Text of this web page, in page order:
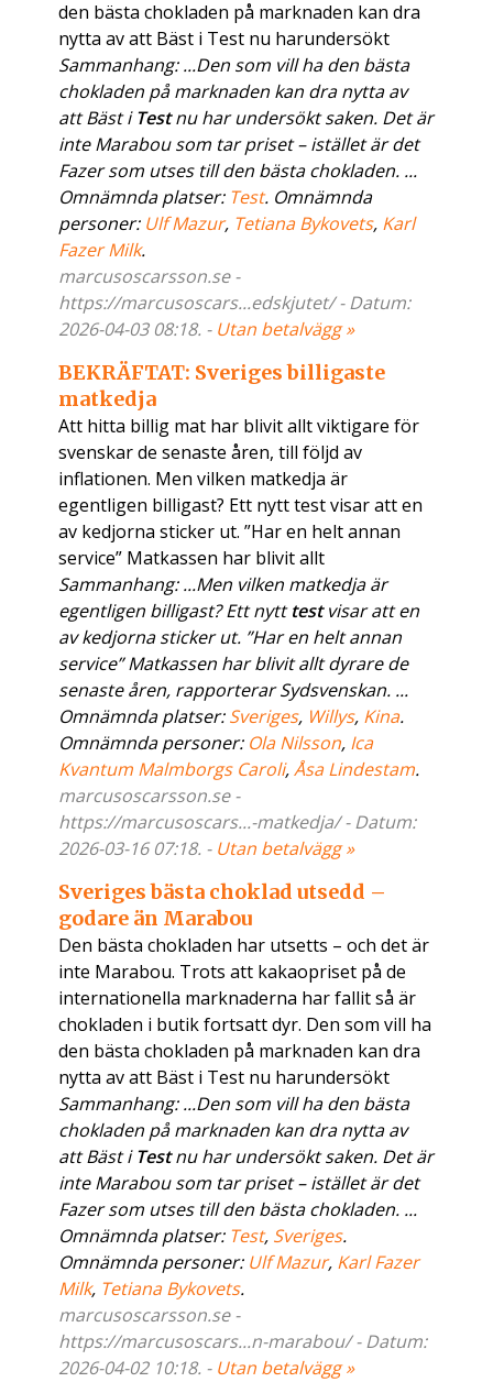
den bästa chokladen på marknaden kan dra
nytta av att Bäst i Test nu harundersökt
Sammanhang: ...Den som vill ha den bästa
chokladen på marknaden kan dra nytta av
att Bäst iTestnu har undersökt saken. Det är
inte Marabou som tar priset – istället är det
Fazer som utses till den bästa chokladen. ...
Omnämnda platser: Test. Omnämnda
personer: Ulf Mazur, Tetiana Bykovets, Karl
Fazer Milk.
marcusoscarsson.se -
https://marcusoscars...edskjutet/ - Datum:
2026-04-03 08:18. - Utan betalvägg »
BEKRÄFTAT: Sveriges billigaste
matkedja
Att hitta billig mat har blivit allt viktigare för
svenskar de senaste åren, till följd av
inflationen. Men vilken matkedja är
egentligen billigast? Ett nytt test visar att en
av kedjorna sticker ut. ”Har en helt annan
service” Matkassen har blivit allt
Sammanhang: ...Men vilken matkedja är
egentligen billigast? Ett nytttestvisar att en
av kedjorna sticker ut. ”Har en helt annan
service” Matkassen har blivit allt dyrare de
senaste åren, rapporterar Sydsvenskan. ...
Omnämnda platser:Sveriges, Willys, Kina.
Omnämnda personer: Ola Nilsson, Ica
Kvantum Malmborgs Caroli,Åsa Lindestam.
marcusoscarsson.se -
https://marcusoscars...-matkedja/ - Datum:
2026-03-16 07:18. - Utan betalvägg »
Sveriges bästa choklad utsedd –
godare än Marabou
Den bästa chokladen har utsetts – och det är
inte Marabou. Trots att kakaopriset på de
internationella marknaderna har fallit så är
chokladen i butik fortsatt dyr. Den som vill ha
den bästa chokladen på marknaden kan dra
nytta av att Bäst i Test nu harundersökt
Sammanhang: ...Den som vill ha den bästa
chokladen på marknaden kan dra nytta av
att Bäst iTestnu har undersökt saken. Det är
inte Marabou som tar priset – istället är det
Fazer som utses till den bästa chokladen. ...
Omnämnda platser: Test, Sveriges.
Omnämnda personer: Ulf Mazur, Karl Fazer
Milk, Tetiana Bykovets.
marcusoscarsson.se -
https://marcusoscars...n-marabou/ - Datum:
2026-04-02 10:18. - Utan betalvägg »